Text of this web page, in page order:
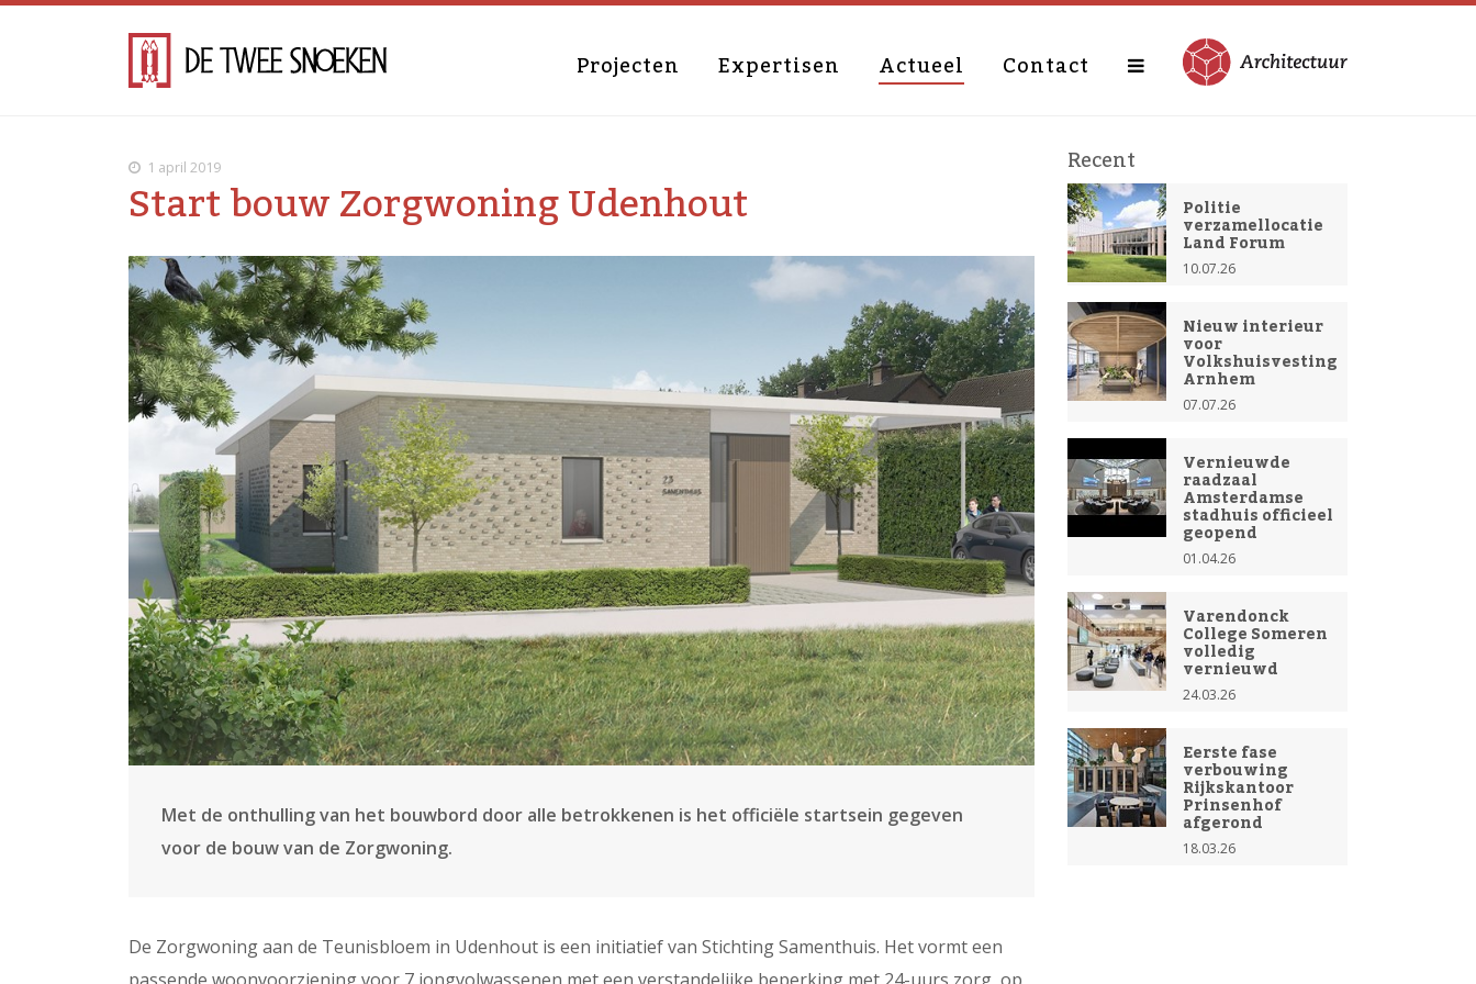
Projecten Expertisen Actueel Contact
1 april 2019
Start bouw Zorgwoning Udenhout
Met de onthulling van het bouwbord door alle betrokkenen is het officiële startsein gegeven
voor de bouw van de Zorgwoning.
De Zorgwoning aan de Teunisbloem in Udenhout is een initiatief van Stichting Samenthuis. Het vormt een
Recent
Politie
verzamellocatie
Land Forum
10.07.26
Nieuw interieur
voor
Volkshuisvesting
Arnhem
07.07.26
Vernieuwde
raadzaal
Amsterdamse
stadhuis officieel
geopend
01.04.26
Varendonck
College Someren
volledig
vernieuwd
24.03.26
Eerste fase
verbouwing
Rijkskantoor
Prinsenhof
afgerond
18.03.26